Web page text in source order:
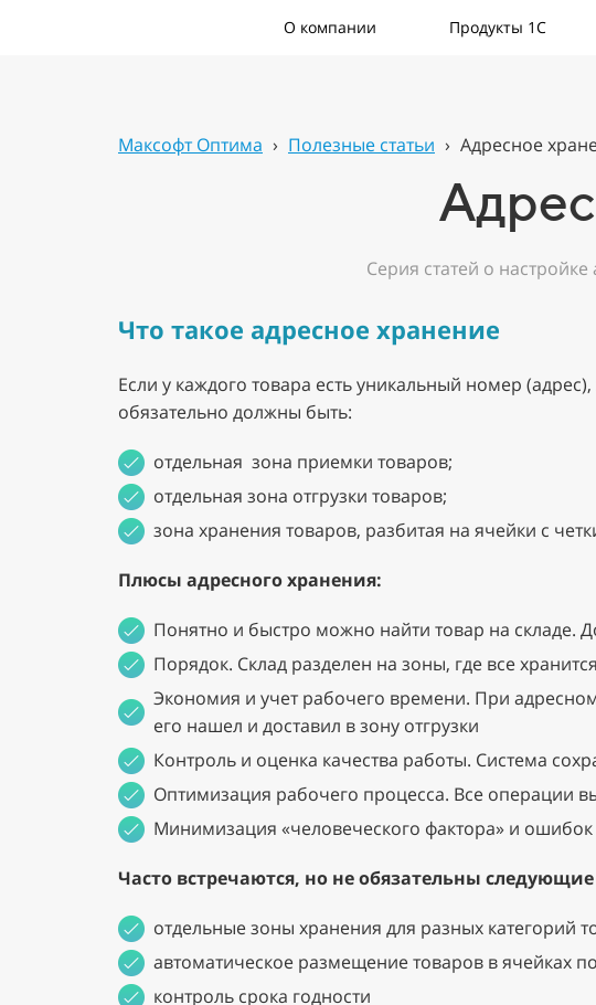
О компании Продукты 1С
Максофт Оптима › Полезные статьи › Адресное
Серия статей о
Что такое адресное хранение
Если у каждого товара есть уникальный номер
обязательно должны быть:
отдельная зона приемки товаров;
отдельная зона отгрузки товаров;
зона хранения товаров, разбитая на ячейки с
Плюсы адресного хранения:
Понятно и быстро можно найти товар на складе.
Порядок. Склад разделен на зоны, где все
Экономия и учет рабочего времени. При
его нашел и доставил в зону отгрузки
Контроль и оценка качества работы. Система
Оптимизация рабочего процесса. Все операции
Минимизация «человеческого фактора» и ошибок
Часто встречаются, но не обязательны
отдельные зоны хранения для разных категорий
автоматическое размещение товаров в ячейках
контроль срока годности